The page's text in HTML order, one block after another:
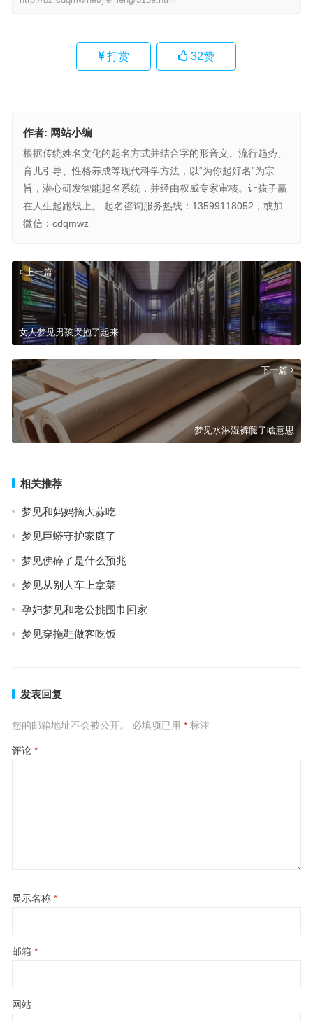
打赏 32赞
作者: 网站小编
根据传统姓名文化的起名方式并结合字的形音义、流行趋势、
育儿引导、性格养成等现代科学方法，以“为你起好名”为宗
旨，潜心研发智能起名系统，并经由权威专家审核。让孩子赢
在人生起跑线上。 起名咨询服务热线：13599118052，或加
微信：cdqmwz
上一篇
女人梦见男孩哭抱了起来
下一篇
梦见水淋湿裤腿了啥意思
相关推荐
梦见和妈妈摘大蒜吃
梦见巨蟒守护家庭了
梦见佛碎了是什么预兆
梦见从别人车上拿菜
孕妇梦见和老公挑围巾回家
梦见穿拖鞋做客吃饭
发表回复
您的邮箱地址不会被公开。 必填项已用 *标注
评论 *
显示名称 *
邮箱 *
网站